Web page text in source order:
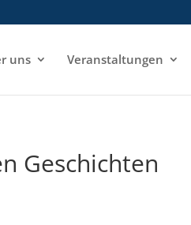
uns Veranstaltungen
Geschichten